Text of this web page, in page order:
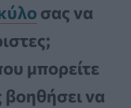
σας να
μπορείτε
να